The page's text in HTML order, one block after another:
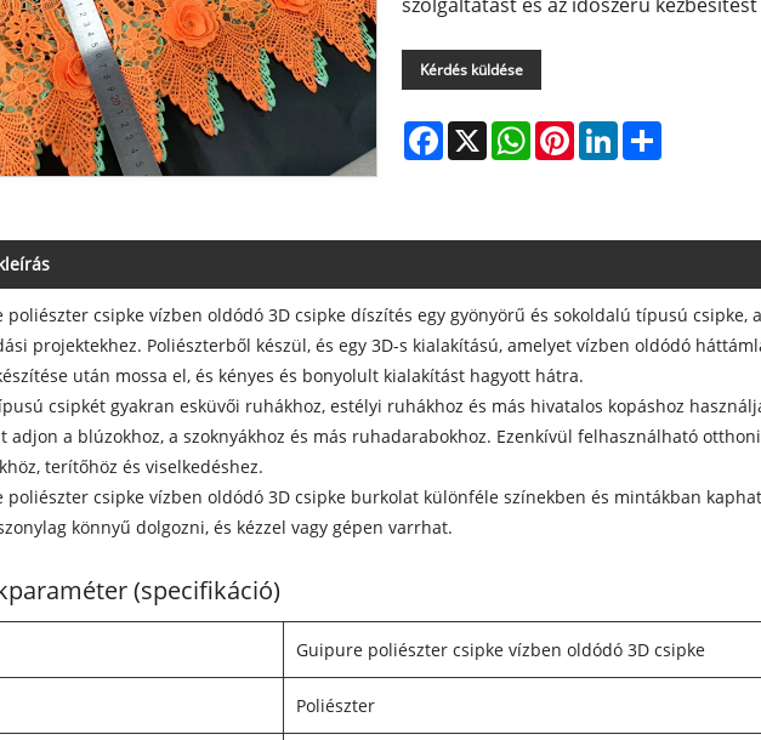
Kérdés küldése
Facebook
X WhatsApp
PinterestLinkedIn
poliészter csipke vízben oldódó 3D csipke díszítés egy gyönyörű és sokoldalú típusú csipke,
projektekhez. Poliészterből készül, és egy 3D-s kialakítású, amelyet vízben oldódó
után mossa el, és kényes és bonyolult kialakítást hagyott hátra.
csipkét gyakran esküvői ruhákhoz, estélyi ruhákhoz és más hivatalos kopáshoz
adjon a blúzokhoz, a szoknyákhoz és más ruhadarabokhoz. Ezenkívül felhasználható
terítőhöz és viselkedéshez.
poliészter csipke vízben oldódó 3D csipke burkolat különféle színekben és mintákban
könnyű dolgozni, és kézzel vagy gépen varrhat.
(specifikáció)
Guipure poliészter csipke vízben oldódó 3D csipke
Poliészter